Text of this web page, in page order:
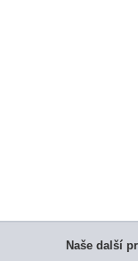
Naše další